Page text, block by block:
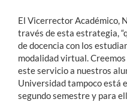
El Vicerrector Académico,
través de esta estrategia,
de docencia con los
modalidad virtual.
este servicio a nuestros
Universidad tampoco está
segundo semestre y para